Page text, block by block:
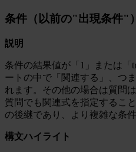
条件（以前の"出現条件"）
説明
条件の結果値が「1」または「
ートの中で「関連する」、つ
れます。その他の場合は質問
質問でも関連式を指定するこ
の後継であり、より複雑な条
構文ハイライト